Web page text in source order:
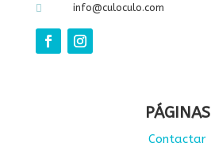
 info@culoculo.com
PÁGINAS
Contactar